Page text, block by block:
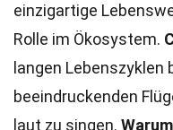
einzigartige
Rolle im Ökosystem.
langen
beeindruckenden
laut zu singen. Warum